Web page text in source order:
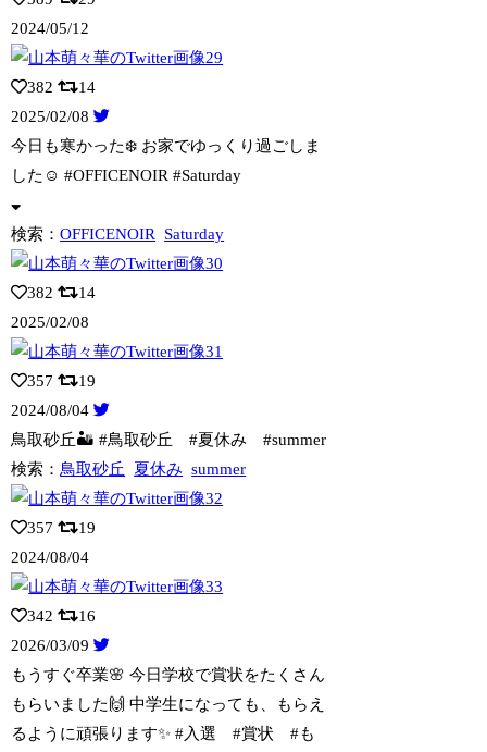
2024/05/12
382
14
2025/02/08
今日も寒かった❄️ お家でゆっくり過ごしま
した☺️ #OFFICENOIR #Saturday
検索：OFFICENOIR Saturday
382
14
2025/02/08
357
19
2024/08/04
鳥取砂丘🏜️ #鳥取砂丘 #夏休み #summer
検索： 鳥取砂丘 夏休み summer
357
19
2024/08/04
342
16
2026/03/09
もうすぐ卒業🌸 今日学校で賞状をたくさん
もらいました🙌 中学生になっても、もらえ
るように頑張ります✨ #入選 #賞状 #も